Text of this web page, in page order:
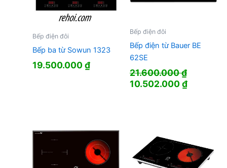
Bếp điện đôi
Bếp ba từ Sowun 1323
19.500.000₫
Bếp điện đôi
Bếp điện từ Bauer BE
62SE
21.600.000₫
Giá
10.502.000₫Giá